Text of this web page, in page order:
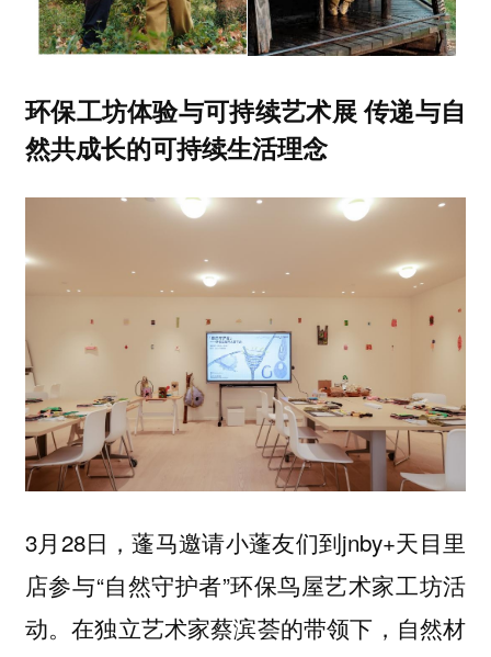
环保工坊体验与可持续艺术展 传递与自
然共成长的可持续生活理念
3月28日，蓬马邀请小蓬友们到jnby+天目里
店参与“自然守护者”环保鸟屋艺术家工坊活
动。在独立艺术家蔡滨荟的带领下，自然材